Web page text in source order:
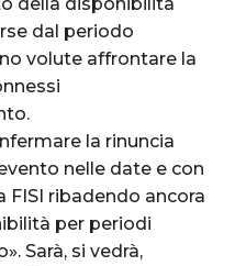
dal periodo
volute affrontare la
la rinuncia
nelle date e con
ribadendo ancora
per periodi
Sarà, si vedrà,